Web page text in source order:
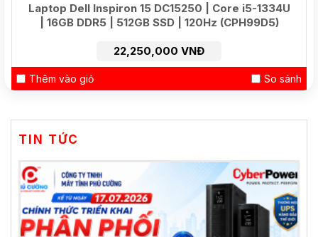
Laptop Dell Inspiron 15 DC15250 | Core i5-1334U
| 16GB DDR5 | 512GB SSD | 120Hz (CPH99D5)
22,250,000 VNĐ
Thêm vào giỏ So sánh
TIN TỨC